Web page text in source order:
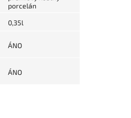
porcelán
0,35l
ÁNO
ÁNO